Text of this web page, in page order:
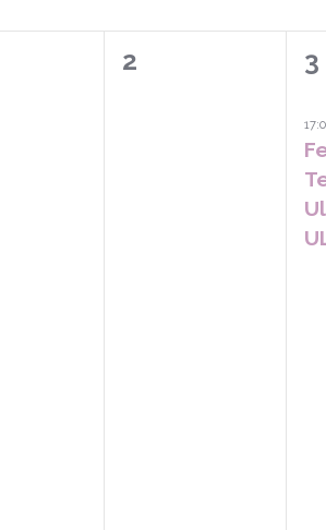
0
2
1
3